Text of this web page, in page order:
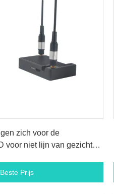
zich voor de
voor niet lijn van gezicht
Prijs